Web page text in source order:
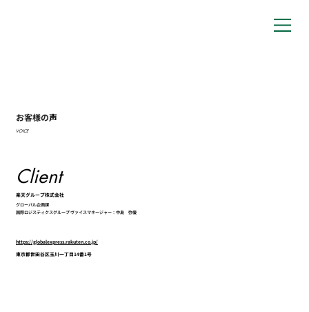
お客様の声
VOICE
Client
楽天グループ株式会社
グローバル企画課
国際ロジスティクスグループ ヴァイスマネージャー：中島 弥優
https://globalexpress.rakuten.co.jp/
東京都世田谷区玉川一丁目14番1号